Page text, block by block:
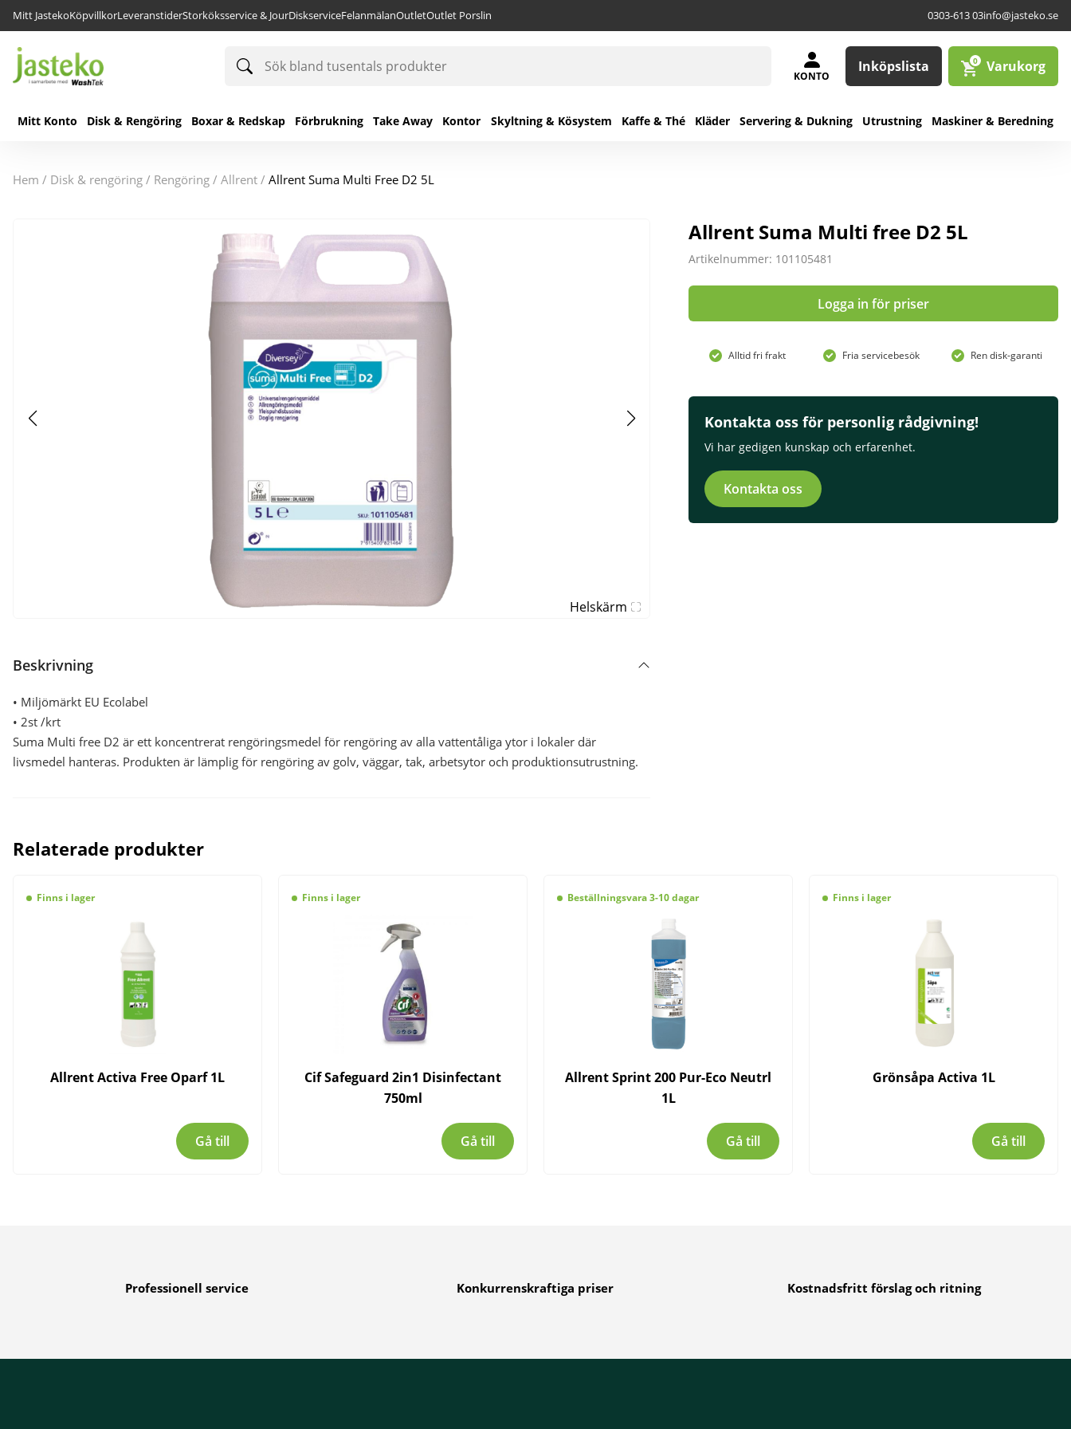
Mitt JastekoKöpvillkorLeveranstiderStorköksservice & JourDiskserviceFelanmälanOutletOutlet Porslin 0303-613 03info@jasteko.se
Sök
bland
produkter
KONTO
Inköpslista 0 Varukorg
Mitt Konto Disk & Rengöring Boxar & Redskap Förbrukning Take Away Kontor Skyltning & Kösystem Kaffe & Thé Kläder Servering & Dukning Utrustning Maskiner & Beredning
hem / disk & rengöring / rengöring / allrent / Allrent Suma Multi Free D2 5L
Helskärm
Allrent Suma Multi free D2 5L
Artikelnummer: 101105481
Logga in för priser
Alltid fri frakt Fria servicebesök Ren disk-garanti
Kontakta oss för personlig rådgivning!
Vi har gedigen kunskap och erfarenhet.
Kontakta oss
Beskrivning
• Miljömärkt EU Ecolabel
• 2st /krt
Suma Multi free D2 är ett koncentrerat rengöringsmedel för rengöring av alla vattentåliga ytor i lokaler där
livsmedel hanteras. Produkten är lämplig för rengöring av golv, väggar, tak, arbetsytor och produktionsutrustning.
Relaterade produkter
Finns i lager
Allrent Activa Free Oparf 1L
Gå till
Finns i lager
Cif Safeguard 2in1 Disinfectant
750ml
Gå till
Beställningsvara 3-10 dagar
Allrent Sprint 200 Pur-Eco Neutrl
1L
Gå till
Finns i lager
Grönsåpa Activa 1L
Gå till
Professionell service Konkurrenskraftiga priser Kostnadsfritt förslag och ritning